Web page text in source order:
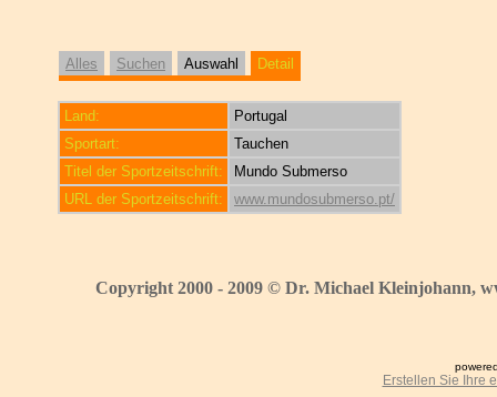
Alles Suchen Auswahl Detail
Land:
Portugal
Sportart:
Tauchen
Titel der Sportzeitschrift:
Mundo Submerso
URL der Sportzeitschrift:
www.mundosubmerso.pt/
Copyright 2000 - 2009 © Dr. Michael Kleinjohann,
Erstellen Sie Ihre